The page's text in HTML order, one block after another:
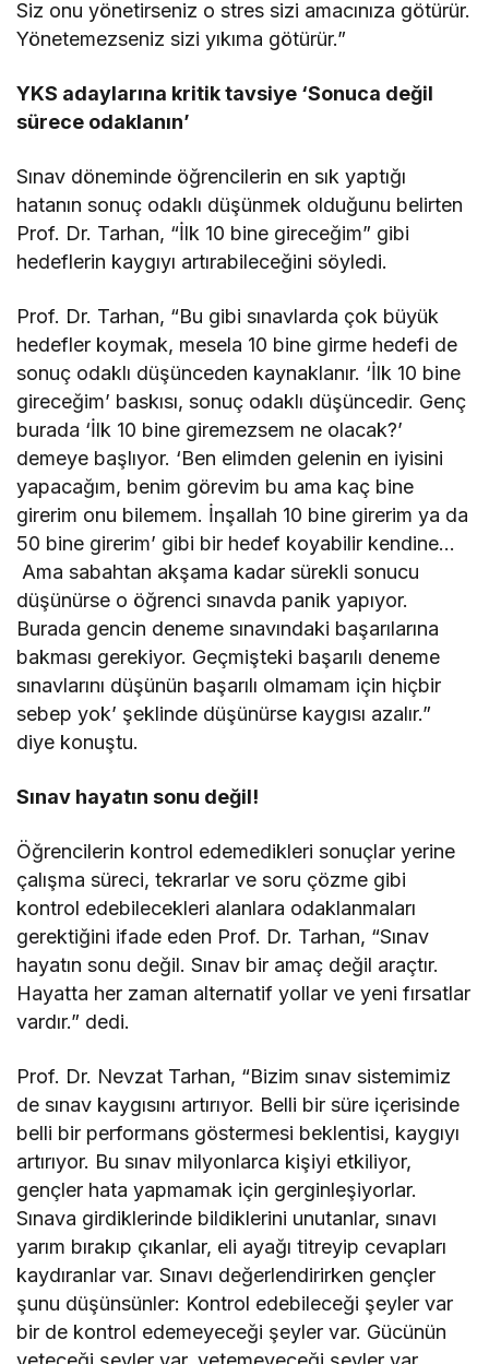
Siz onu yönetirseniz o stres sizi amacınıza götürür.
Yönetemezseniz sizi yıkıma götürür.”
YKS adaylarına kritik tavsiye ‘Sonuca değil
sürece odaklanın’
Sınav döneminde öğrencilerin en sık yaptığı
hatanın sonuç odaklı düşünmek olduğunu belirten
Prof. Dr. Tarhan, “İlk 10 bine gireceğim” gibi
hedeflerin kaygıyı artırabileceğini söyledi.
Prof. Dr. Tarhan, “Bu gibi sınavlarda çok büyük
hedefler koymak, mesela 10 bine girme hedefi de
sonuç odaklı düşünceden kaynaklanır. ‘İlk 10 bine
gireceğim’ baskısı, sonuç odaklı düşüncedir. Genç
burada ‘İlk 10 bine giremezsem ne olacak?’
demeye başlıyor. ‘Ben elimden gelenin en iyisini
yapacağım, benim görevim bu ama kaç bine
girerim onu bilemem. İnşallah 10 bine girerim ya da
50 bine girerim’ gibi bir hedef koyabilir kendine…
Ama sabahtan akşama kadar sürekli sonucu
düşünürse o öğrenci sınavda panik yapıyor.
Burada gencin deneme sınavındaki başarılarına
bakması gerekiyor. Geçmişteki başarılı deneme
sınavlarını düşünün başarılı olmamam için hiçbir
sebep yok’ şeklinde düşünürse kaygısı azalır.”
diye konuştu.
Sınav hayatın sonu değil!
Öğrencilerin kontrol edemedikleri sonuçlar yerine
çalışma süreci, tekrarlar ve soru çözme gibi
kontrol edebilecekleri alanlara odaklanmaları
gerektiğini ifade eden Prof. Dr. Tarhan, “Sınav
hayatın sonu değil. Sınav bir amaç değil araçtır.
Hayatta her zaman alternatif yollar ve yeni fırsatlar
vardır.” dedi.
Prof. Dr. Nevzat Tarhan, “Bizim sınav sistemimiz
de sınav kaygısını artırıyor. Belli bir süre içerisinde
belli bir performans göstermesi beklentisi, kaygıyı
artırıyor. Bu sınav milyonlarca kişiyi etkiliyor,
gençler hata yapmamak için gerginleşiyorlar.
Sınava girdiklerinde bildiklerini unutanlar, sınavı
yarım bırakıp çıkanlar, eli ayağı titreyip cevapları
kaydıranlar var. Sınavı değerlendirirken gençler
şunu düşünsünler: Kontrol edebileceği şeyler var
bir de kontrol edemeyeceği şeyler var. Gücünün